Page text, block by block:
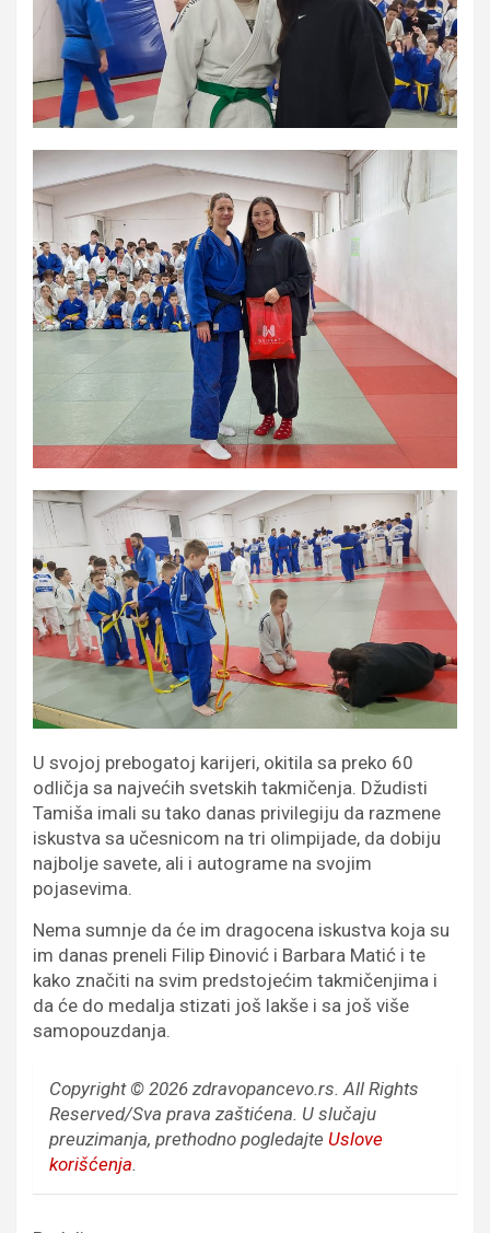
U svojoj prebogatoj karijeri, okitila sa preko 60
odličja sa najvećih svetskih takmičenja. Džudisti
Tamiša imali su tako danas privilegiju da razmene
iskustva sa učesnicom na tri olimpijade, da dobiju
najbolje savete, ali i autograme na svojim
pojasevima.
Nema sumnje da će im dragocena iskustva koja su
im danas preneli Filip Đinović i Barbara Matić i te
kako značiti na svim predstojećim takmičenjima i
da će do medalja stizati još lakše i sa još više
samopouzdanja.
Copyright © 2026 zdravopancevo.rs. All Rights
Reserved/Sva prava zaštićena. U slučaju
preuzimanja, prethodno pogledajte Uslove
korišćenja.